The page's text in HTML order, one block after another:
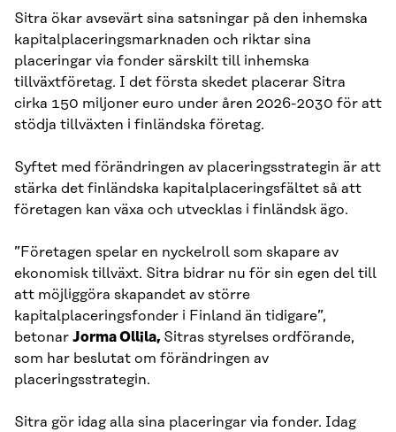
Sitra ökar avsevärt sina satsningar på den inhemska
kapitalplaceringsmarknaden och riktar sina
placeringar via fonder särskilt till inhemska
tillväxtföretag. I det första skedet placerar Sitra
cirka 150 miljoner euro under åren 2026-2030 för att
stödja tillväxten i finländska företag.
Syftet med förändringen av placeringsstrategin är att
stärka det finländska kapitalplaceringsfältet så att
företagen kan växa och utvecklas i finländsk ägo.
”Företagen spelar en nyckelroll som skapare av
ekonomisk tillväxt. Sitra bidrar nu för sin egen del till
att möjliggöra skapandet av större
kapitalplaceringsfonder i Finland än tidigare”,
betonar Jorma Ollila, Sitras styrelses ordförande,
som har beslutat om förändringen av
placeringsstrategin.
Sitra gör idag alla sina placeringar via fonder. Idag